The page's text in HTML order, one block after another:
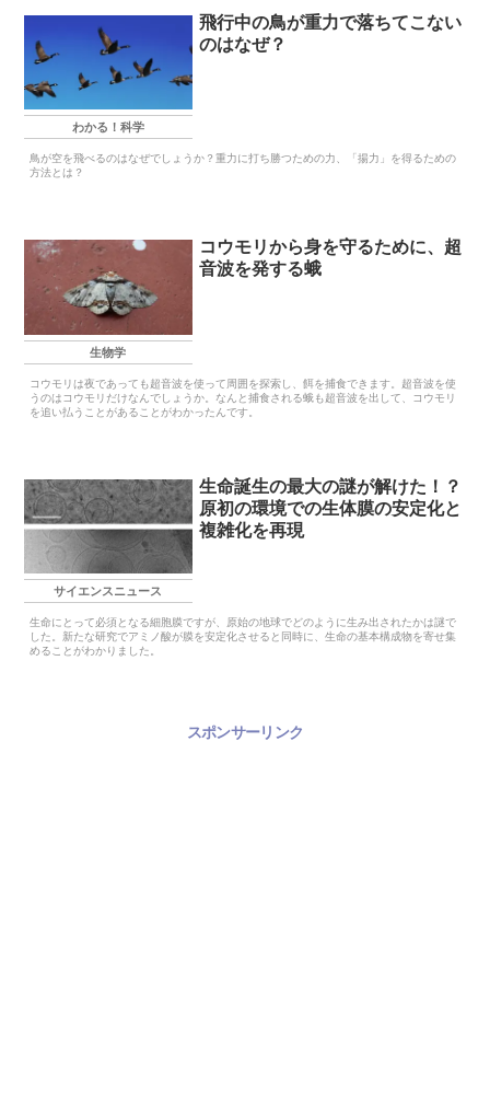
わかる！科学
飛行中の鳥が重力で落ちてこない
のはなぜ？
鳥が空を飛べるのはなぜでしょうか？重力に打ち勝つための力、「揚力」を得るための
方法とは？
生物学
コウモリから身を守るために、超
音波を発する蛾
コウモリは夜であっても超音波を使って周囲を探索し、餌を捕食できます。超音波を使
うのはコウモリだけなんでしょうか。なんと捕食される蛾も超音波を出して、コウモリ
を追い払うことがあることがわかったんです。
サイエンスニュース
生命誕生の最大の謎が解けた！？
原初の環境での生体膜の安定化と
複雑化を再現
生命にとって必須となる細胞膜ですが、原始の地球でどのように生み出されたかは謎で
した。新たな研究でアミノ酸が膜を安定化させると同時に、生命の基本構成物を寄せ集
めることがわかりました。
スポンサーリンク